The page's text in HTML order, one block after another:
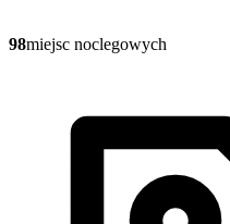
98miejsc noclegowych